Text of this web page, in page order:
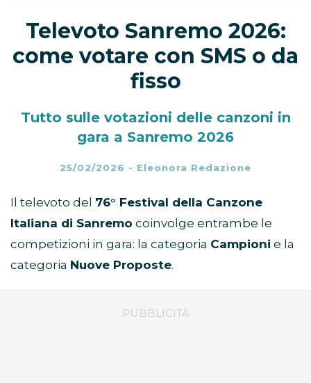
Televoto Sanremo 2026:
come votare con SMS o da
fisso
Tutto sulle votazioni delle canzoni in
gara a Sanremo 2026
25/02/2026 - Eleonora Redazione
Il televoto del 76° Festival della Canzone
Italiana di Sanremo coinvolge entrambe le
competizioni in gara: la categoria Campioni e la
categoria Nuove Proposte.